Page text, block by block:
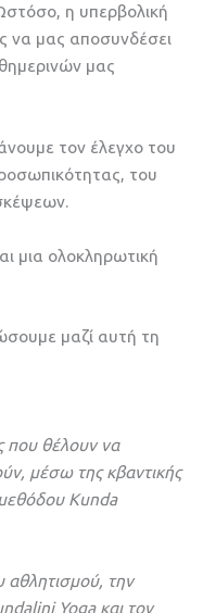
η υπερβολική
να μας αποσυνδέσει
μας
τον έλεγχο του
του
μια ολοκληρωτική
μαζί αυτή τη
που θέλουν να
μέσω της κβαντικής
Kunda
την
Yoga και τον